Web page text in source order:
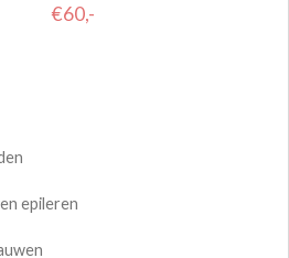
epileren